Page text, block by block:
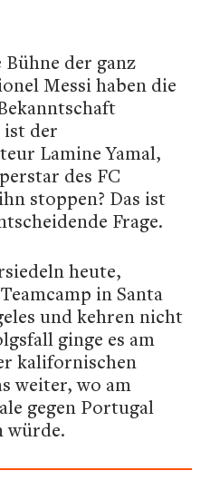
der ganz
Messi haben die
ist der
Lamine Yamal,
des FC
stoppen? Das ist
Frage.
heute,
in Santa
und kehren nicht
ginge es am
kalifornischen
weiter, wo am
gegen Portugal
würde.